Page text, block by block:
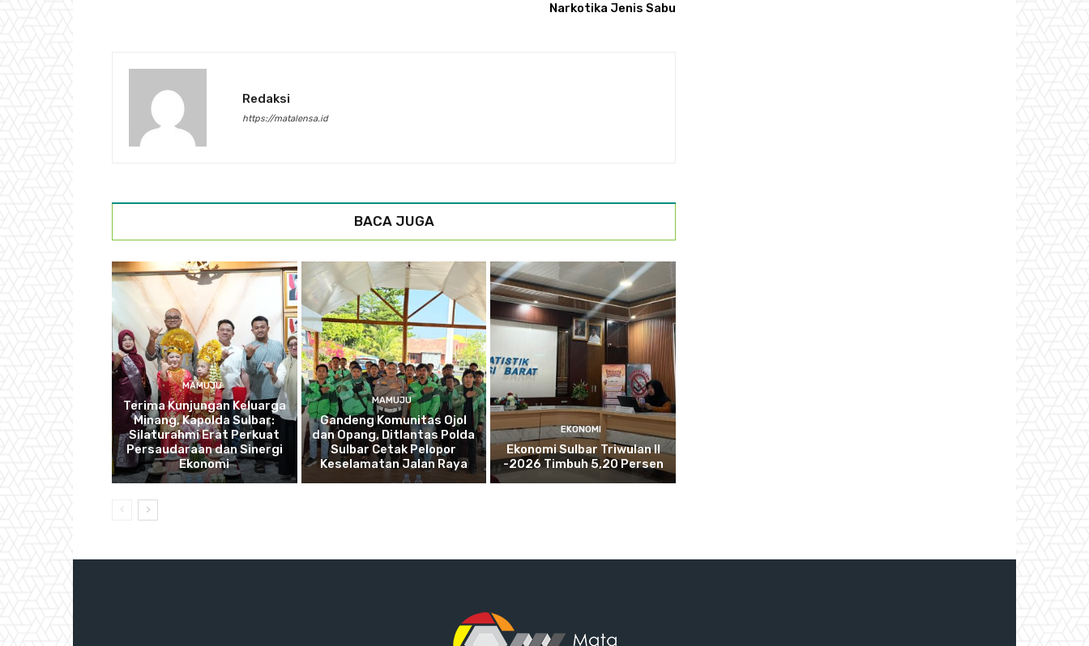
Narkotika Jenis Sabu
Redaksi
https://matalensa.id
BACA JUGA
MAMUJU
Terima Kunjungan Keluarga
Minang, Kapolda Sulbar:
Silaturahmi Erat Perkuat
Persaudaraan dan Sinergi
Ekonomi
MAMUJU
Gandeng Komunitas Ojol
dan Opang, Ditlantas Polda
Sulbar Cetak Pelopor
Keselamatan Jalan Raya
EKONOMI
Ekonomi Sulbar Triwulan II
-2026 Timbuh 5,20 Persen